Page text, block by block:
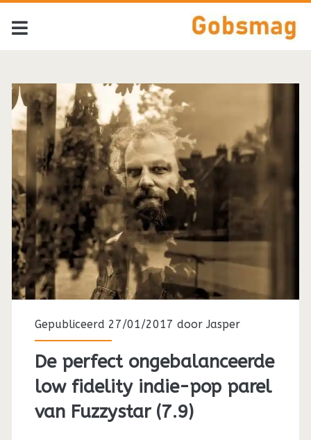
Tag:
<span>fuzzystar</
Gepubliceerd 27/01/2017 doorJasper
De perfect ongebalanceerde
low fidelity indie-pop parel
van Fuzzystar (7.9)